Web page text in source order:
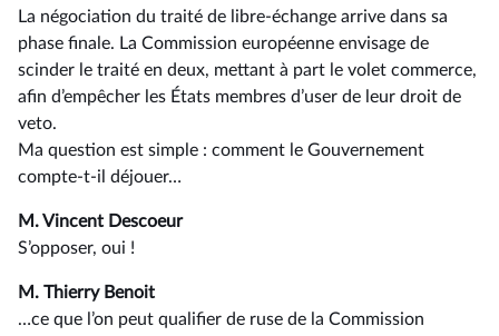
La négociation du traité de libre-échange arrive dans sa
phase finale. La Commission européenne envisage de
scinder le traité en deux, mettant à part le volet commerce,
afin d’empêcher les États membres d’user de leur droit de
veto.
Ma question est simple : comment le Gouvernement
compte-t-il déjouer…
M. Vincent Descoeur
S’opposer, oui !
M. Thierry Benoit
…ce que l’on peut qualifier de ruse de la Commission